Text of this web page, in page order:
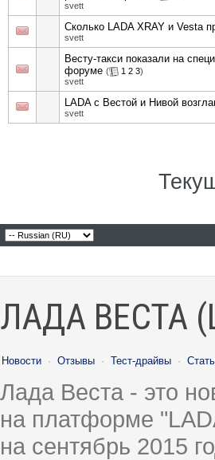
svett
Сколько LADA XRAY и Vesta
svett
Весту-такси показали на
форуме ( 1 2 3)
svett
LADA с Вестой и Нивой
svett
ЛАДА ВЕСТА
Новости · Отзывы · Тест-драйвы ·
Лада Веста - это
на платформе
на сентябрь 2015